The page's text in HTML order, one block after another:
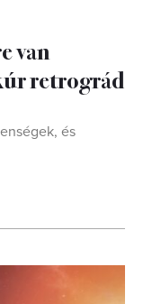
van
retrográd
és